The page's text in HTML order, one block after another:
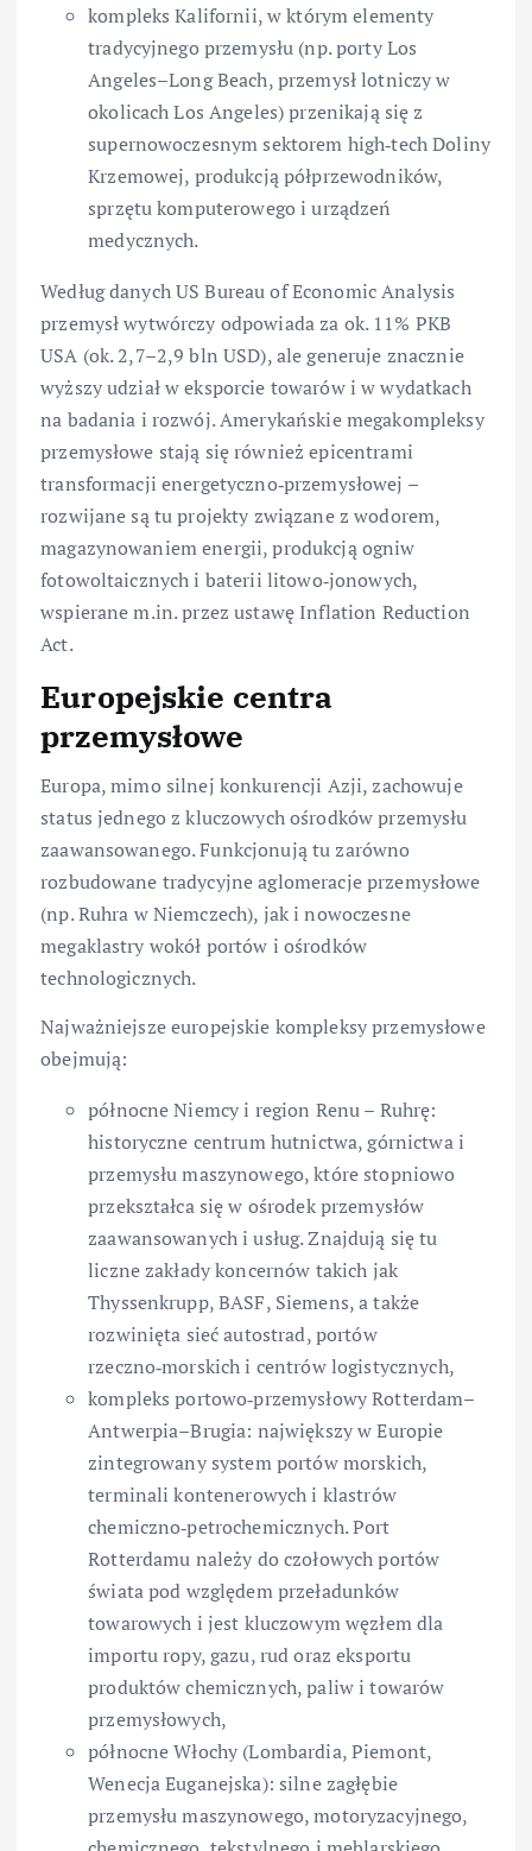
kompleks Kalifornii, w którym elementy
tradycyjnego przemysłu (np. porty Los
Angeles–Long Beach, przemysł lotniczy w
okolicach Los Angeles) przenikają się z
supernowoczesnym sektorem high‑tech Doliny
Krzemowej, produkcją półprzewodników,
sprzętu komputerowego i urządzeń
medycznych.
Według danych US Bureau of Economic Analysis
przemysł wytwórczy odpowiada za ok. 11% PKB
USA (ok. 2,7–2,9 bln USD), ale generuje znacznie
wyższy udział w eksporcie towarów i w wydatkach
na badania i rozwój. Amerykańskie megakompleksy
przemysłowe stają się również epicentrami
transformacji energetyczno‑przemysłowej –
rozwijane są tu projekty związane z wodorem,
magazynowaniem energii, produkcją ogniw
fotowoltaicznych i baterii litowo‑jonowych,
wspierane m.in. przez ustawę Inflation Reduction
Act.
Europejskie centra
przemysłowe
Europa, mimo silnej konkurencji Azji, zachowuje
status jednego z kluczowych ośrodków przemysłu
zaawansowanego. Funkcjonują tu zarówno
rozbudowane tradycyjne aglomeracje przemysłowe
(np. Ruhra w Niemczech), jak i nowoczesne
megaklastry wokół portów i ośrodków
technologicznych.
Najważniejsze europejskie kompleksy przemysłowe
obejmują:
północne Niemcy i region Renu – Ruhrę:
historyczne centrum hutnictwa, górnictwa i
przemysłu maszynowego, które stopniowo
przekształca się w ośrodek przemysłów
zaawansowanych i usług. Znajdują się tu
liczne zakłady koncernów takich jak
Thyssenkrupp, BASF, Siemens, a także
rozwinięta sieć autostrad, portów
rzeczno‑morskich i centrów logistycznych,
kompleks portowo‑przemysłowy Rotterdam–
Antwerpia–Brugia: największy w Europie
zintegrowany system portów morskich,
terminali kontenerowych i klastrów
chemiczno‑petrochemicznych. Port
Rotterdamu należy do czołowych portów
świata pod względem przeładunków
towarowych i jest kluczowym węzłem dla
importu ropy, gazu, rud oraz eksportu
produktów chemicznych, paliw i towarów
przemysłowych,
północne Włochy (Lombardia, Piemont,
Wenecja Euganejska): silne zagłębie
przemysłu maszynowego, motoryzacyjnego,